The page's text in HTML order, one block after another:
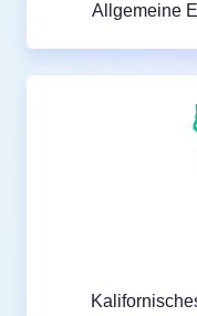
Allgemeine